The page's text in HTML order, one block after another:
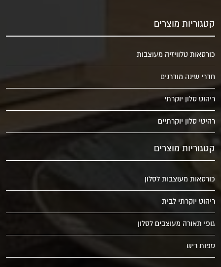
קטגוריות מוצרים
כורסאות טלוויזיה מעוצבות
חדרי שינה מודרנים
ריהוט סלון יוקרתי
רהיטי סלון יוקרתיים
קטגוריות מוצרים
כורסאות מעוצבות לסלון
ריהוט יוקרתי לבית
גופי תאורה מעוצבים לסלון
ספות ריש